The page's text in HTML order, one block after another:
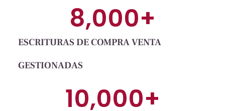
ESCRITURAS DE COMPRA VENTA
GESTIONADAS
8,000+
10,000+